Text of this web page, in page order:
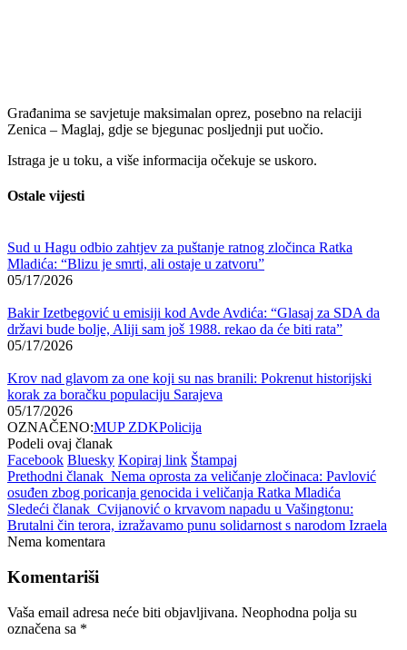
Građanima se savjetuje maksimalan oprez, posebno na relaciji
Zenica – Maglaj, gdje se bjegunac posljednji put uočio.
Istraga je u toku, a više informacija očekuje se uskoro.
Ostale vijesti
Sud u Hagu odbio zahtjev za puštanje ratnog zločinca Ratka
Mladića: “Blizu je smrti, ali ostaje u zatvoru”
05/17/2026
Bakir Izetbegović u emisiji kod Avde Avdića: “Glasaj za SDA da
državi bude bolje, Aliji sam još 1988. rekao da će biti rata”
05/17/2026
Krov nad glavom za one koji su nas branili: Pokrenut historijski
korak za boračku populaciju Sarajeva
05/17/2026
OZNAČENO:MUP ZDKPolicija
Podeli ovaj članak
Facebook Bluesky Kopiraj link Štampaj
Prethodni članak Nema oprosta za veličanje zločinaca: Pavlović
osuđen zbog poricanja genocida i veličanja Ratka Mladića
Sledeći članak Cvijanović o krvavom napadu u Vašingtonu:
Brutalni čin terora, izražavamo punu solidarnost s narodom Izraela
Nema komentara
Komentariši
Vaša email adresa neće biti objavljivana. Neophodna polja su
označena sa *